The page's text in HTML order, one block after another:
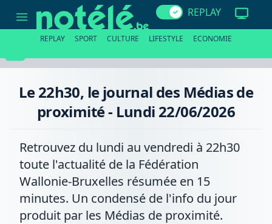
22h30,
de
REPLAY
REPLAY SPORT CULTURE LIFESTYLE ECONOMIE
Le 22h30, le journal des Médias de
proximité - Lundi 22/06/2026
Retrouvez du lundi au vendredi à 22h30
toute l'actualité de la Fédération
Wallonie-Bruxelles résumée en 15
minutes. Un condensé de l'info du jour
produit par les Médias de proximité.